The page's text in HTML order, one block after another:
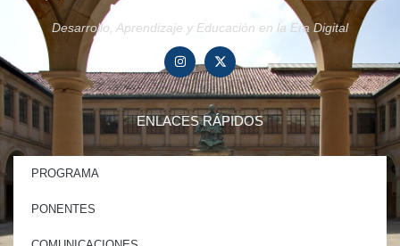
Desarrollo, Aprendizaje y Educación en la Era Digital
ENLACES RÁPIDOS
PROGRAMA
PONENTES